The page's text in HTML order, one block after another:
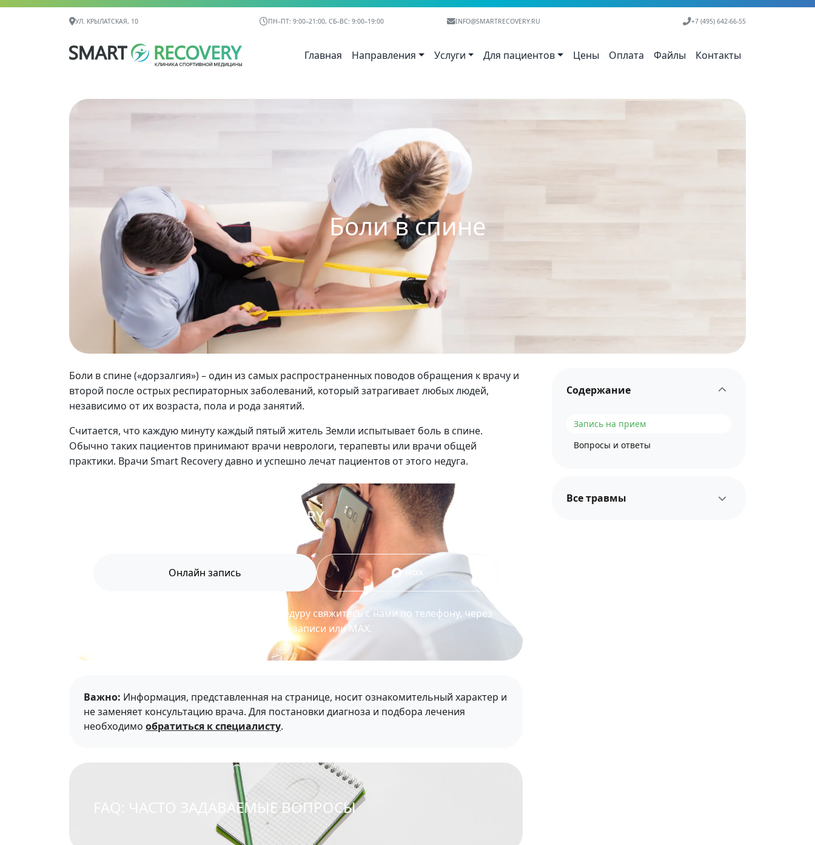
Контактная информация
УЛ. КРЫЛАТСКАЯ, 10 ПН–ПТ: 9:00–21:00, СБ–ВС: 9:00–19:00 INFO@SMARTRECOVERY.RU +7 (495) 642-66-55
Главная Направления Услуги Для пациентов Цены Оплата Файлы Контакты
Боли в спине
Боли в спине
Боли в спине («дорзалгия») – один из самых распространенных поводов обращения к врачу и
второй после острых респираторных заболеваний, который затрагивает любых людей,
независимо от их возраста, пола и рода занятий.
Считается, что каждую минуту каждый пятый житель Земли испытывает боль в спине.
Обычно таких пациентов принимают врачи неврологи, терапевты или врачи общей
практики. Врачи Smart Recovery давно и успешно лечат пациентов от этого недуга.
ЗАПИСАТЬСЯ В SMART RECOVERY
Онлайн запись
Для записи на консультацию или процедуру свяжитесь с нами по телефону, через
форму онлайн-записи или MAX.
Важно: Информация, представленная на странице, носит ознакомительный характер и
не заменяет консультацию врача. Для постановки диагноза и подбора лечения
необходимо обратиться к специалисту.
FAQ: ЧАСТО ЗАДАВАЕМЫЕ ВОПРОСЫ
Содержание
Запись на прием
Вопросы и ответы
Все травмы